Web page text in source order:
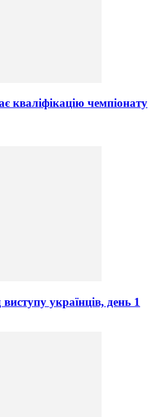
кваліфікацію чемпіонату
українців, день 1